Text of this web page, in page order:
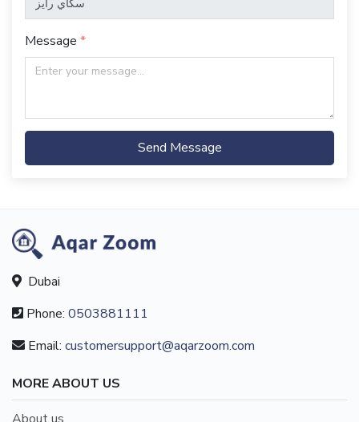
Message
Send Message
Dubai
Phone: 0503881111
Email: customersupport@aqarzoom.com
MORE ABOUT US